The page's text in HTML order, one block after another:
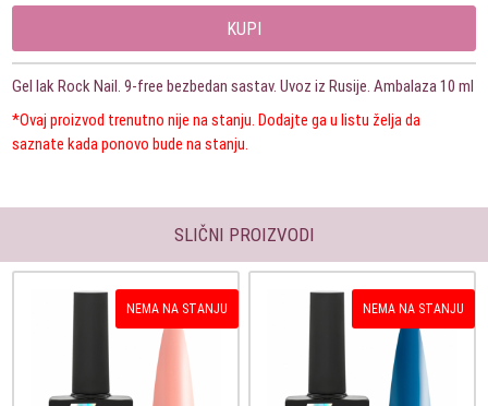
KUPI
Gel lak Rock Nail. 9-free bezbedan sastav. Uvoz iz Rusije. Ambalaza 10 ml
*Ovaj proizvod trenutno nije na stanju. Dodajte ga u listu želja da
saznate kada ponovo bude na stanju.
SLIČNI PROIZVODI
NEMA NA STANJU NEMA NA STANJU